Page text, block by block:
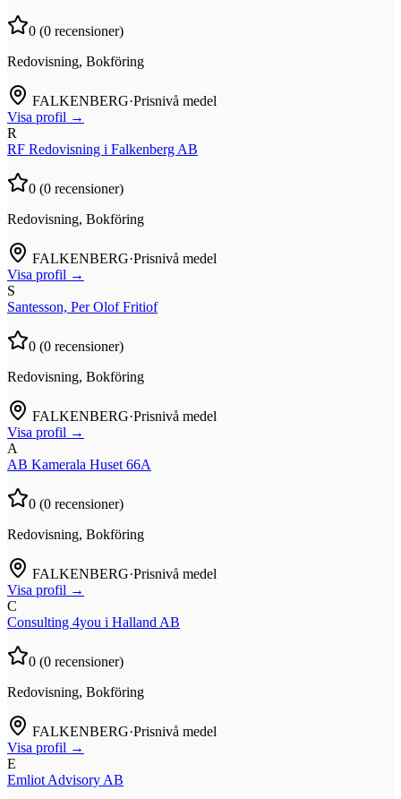
0 (0 recensioner)
Redovisning, Bokföring
FALKENBERG·Prisnivå medel
Visa profil →
R
RF Redovisning i Falkenberg AB
0 (0 recensioner)
Redovisning, Bokföring
FALKENBERG·Prisnivå medel
Visa profil →
S
Santesson, Per Olof Fritiof
0 (0 recensioner)
Redovisning, Bokföring
FALKENBERG·Prisnivå medel
Visa profil →
A
AB Kamerala Huset 66A
0 (0 recensioner)
Redovisning, Bokföring
FALKENBERG·Prisnivå medel
Visa profil →
C
Consulting 4you i Halland AB
0 (0 recensioner)
Redovisning, Bokföring
FALKENBERG·Prisnivå medel
Visa profil →
E
Emliot Advisory AB